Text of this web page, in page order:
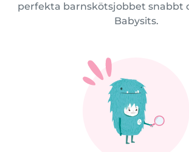
perfekta barnskötsjobbet snabbt
Babysits.